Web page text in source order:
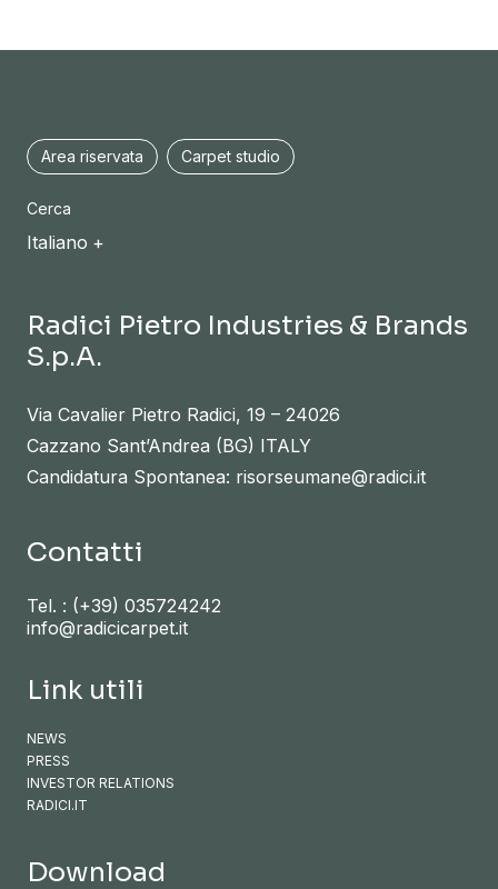
Area riservata Carpet studio
Cerca
Italiano
Radici Pietro Industries & Brands
S.p.A.
Via Cavalier Pietro Radici, 19 – 24026
Cazzano Sant’Andrea (BG) ITALY
Candidatura Spontanea: risorseumane@radici.it
Contatti
Tel. : (+39) 035724242
info@radicicarpet.it
Link utili
NEWS
PRESS
INVESTOR RELATIONS
RADICI.IT
Download